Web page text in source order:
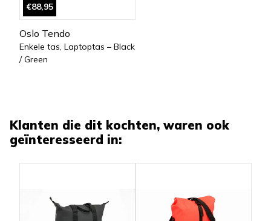
€88,95
Oslo Tendo
Enkele tas, Laptoptas – Black
/ Green
Klanten die dit kochten, waren ook
geïnteresseerd in: